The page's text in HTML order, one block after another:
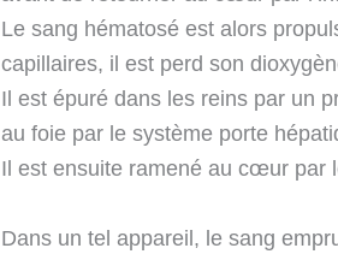
Le sang hématosé est alors
capillaires, il est perd son
Il est épuré dans les reins par un
au foie par le système porte
Il est ensuite ramené au cœur par
Dans un tel appareil, le sang